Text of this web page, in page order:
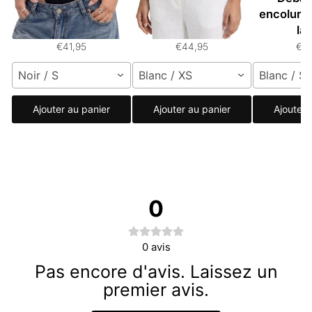
unique avec
découpes
€41,95
Noir / S
Ajouter au panier
halter avec détail de
boucle
€44,95
Blanc / XS
Ajouter au panier
encolure
Blanc / S
Ajouter
0
0 avis
Pas encore d'avis. Laissez un
premier avis.